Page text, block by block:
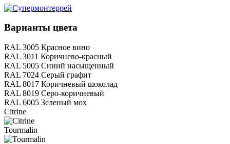
Варианты цвета
RAL 3005 Красное вино
RAL 3011 Коричнево-красный
RAL 5005 Синий насыщенный
RAL 7024 Серый графит
RAL 8017 Коричневый шоколад
RAL 8019 Серо-коричневый
RAL 6005 Зеленый мох
Citrine
Tourmalin